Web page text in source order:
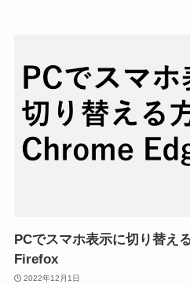
PCでスマホ表示に切り替え
Firefox
2022年12月1日